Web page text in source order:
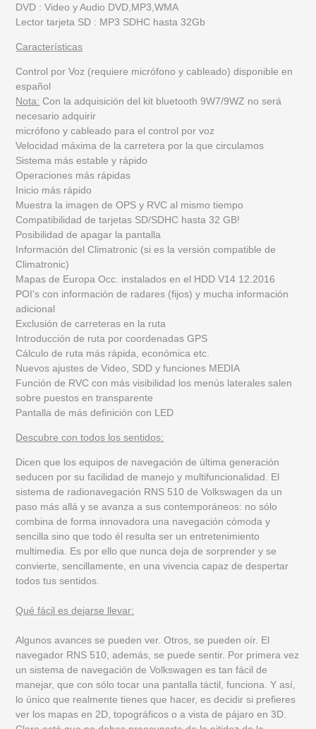
DVD : Video y Audio DVD,MP3,WMA
Lector tarjeta SD : MP3 SDHC hasta 32Gb
Características
Control por Voz (requiere micrófono y cableado) disponible en
español
Nota: Con la adquisición del kit bluetooth 9W7/9WZ no será
necesario adquirir
micrófono y cableado para el control por voz
Velocidad máxima de la carretera por la que circulamos
Sistema más estable y rápido
Operaciones más rápidas
Inicio más rápido
Muestra la imagen de OPS y RVC al mismo tiempo
Compatibilidad de tarjetas SD/SDHC hasta 32 GB!
Posibilidad de apagar la pantalla
Información del Climatronic (si es la versión compatible de
Climatronic)
Mapas de Europa Occ. instalados en el HDD V14 12.2016
POI's con información de radares (fijos) y mucha información
adicional
Exclusión de carreteras en la ruta
Introducción de ruta por coordenadas GPS
Cálculo de ruta más rápida, económica etc.
Nuevos ajustes de Video, SDD y funciones MEDIA
Función de RVC con más visibilidad los menús laterales salen
sobre puestos en transparente
Pantalla de más definición con LED
Descubre con todos los sentidos:
Dicen que los equipos de navegación de última generación
seducen por su facilidad de manejo y multifuncionalidad. El
sistema de radionavegación RNS 510 de Volkswagen da un
paso más allá y se avanza a sus contemporáneos: no sólo
combina de forma innovadora una navegación cómoda y
sencilla sino que todo él resulta ser un entretenimiento
multimedia. Es por ello que nunca deja de sorprender y se
convierte, sencillamente, en una vivencia capaz de despertar
todos tus sentidos.
Qué fácil es dejarse llevar:
Algunos avances se pueden ver. Otros, se pueden oír. El
navegador RNS 510, además, se puede sentir. Por primera vez
un sistema de navegación de Volkswagen es tan fácil de
manejar, que con sólo tocar una pantalla táctil, funciona. Y así,
lo único que realmente tienes que hacer, es decidir si prefieres
ver los mapas en 2D, topográficos o a vista de pájaro en 3D.